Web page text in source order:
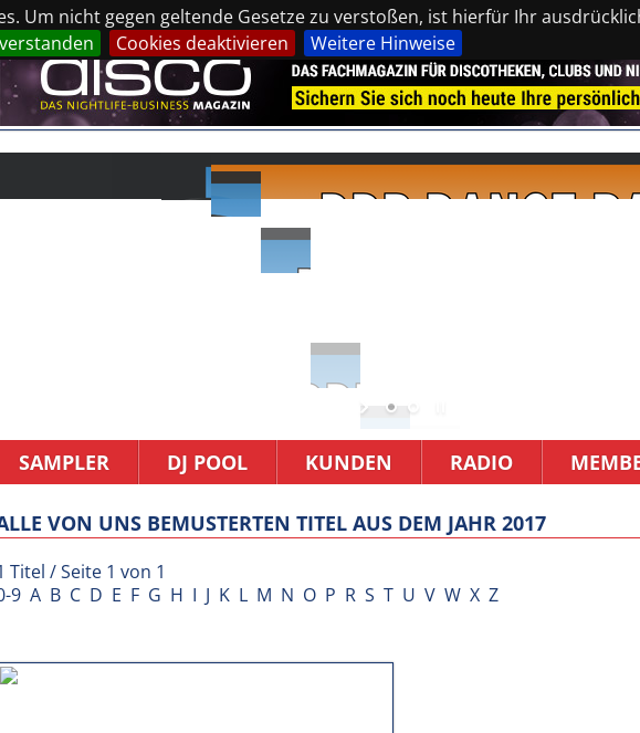
Um nicht gegen geltende Gesetze zu verstoßen, ist hierfür Ihr
Cookies deaktivieren Weitere Hinweise
SAMPLER DJ POOL KUNDEN RADIO
VON UNS BEMUSTERTEN TITEL AUS DEM JAHR 2017
Titel / Seite 1 von 1
9 A B C D E F G H I J K L M N O P R S T U V W X Z